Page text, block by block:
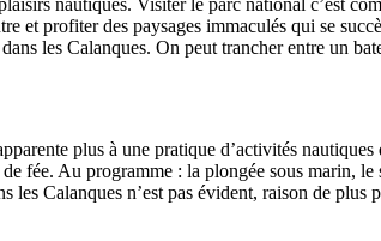
et profiter des paysages immaculés qui se
les Calanques. On peut trancher entre un
plus à une pratique d’activités
fée. Au programme : la plongée sous marin,
Calanques n’est pas évident, raison de